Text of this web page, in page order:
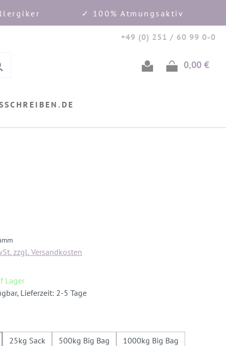
✓ 100% Atmungsaktiv
+49 (0) 251 / 60 99 0-0
0,00 €
zzgl. Versandkosten
Lager
Lieferzeit: 2-5 Tage
25kg Sack 500kg Big Bag 1000kg Big Bag